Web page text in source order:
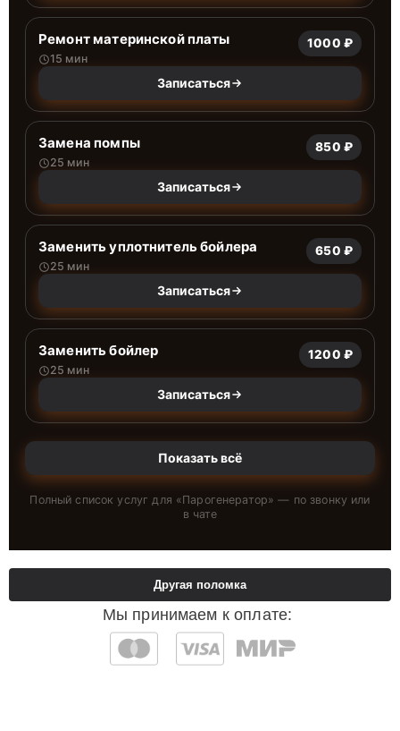
Ремонт материнской платы
15 мин
1000 ₽
Записаться
Замена помпы
25 мин
850 ₽
Записаться
Заменить уплотнитель бойлера
25 мин
650 ₽
Записаться
Заменить бойлер
25 мин
1200 ₽
Записаться
Показать всё
Полный список услуг для «Парогенератор» — по звонку или
в чате
Мы принимаем к оплате:
Другая поломка